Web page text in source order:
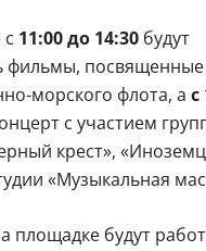
непотопляемый
стратегий
старый добрый
художников
прямо на асфальте.
парка Победы, вход